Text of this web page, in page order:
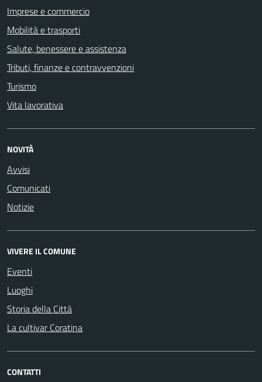
Imprese e commercio
Mobilità e trasporti
Salute, benessere e assistenza
Tributi, finanze e contravvenzioni
Turismo
Vita lavorativa
NOVITÀ
Avvisi
Comunicati
Notizie
VIVERE IL COMUNE
Eventi
Luoghi
Storia della Città
La cultivar Coratina
CONTATTI